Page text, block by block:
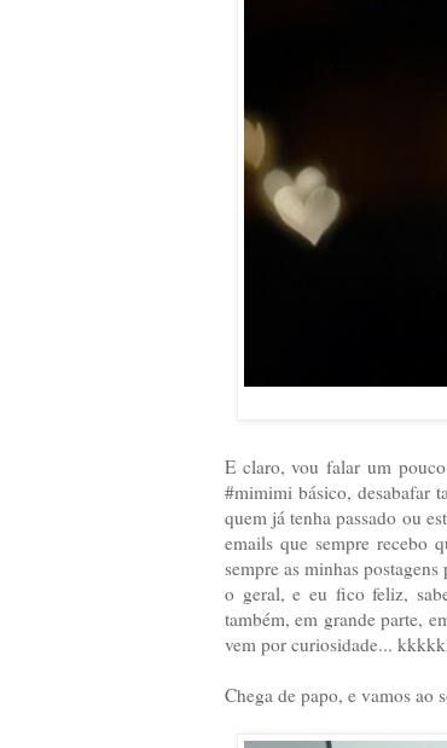
E claro, vou falar um
#mimimi básico, desabafar
quem já tenha passado ou
emails que sempre recebo
sempre as minhas
o geral, e eu fico feliz,
também, em grande parte,
vem por curiosidade...
Chega de papo, e vamos ao